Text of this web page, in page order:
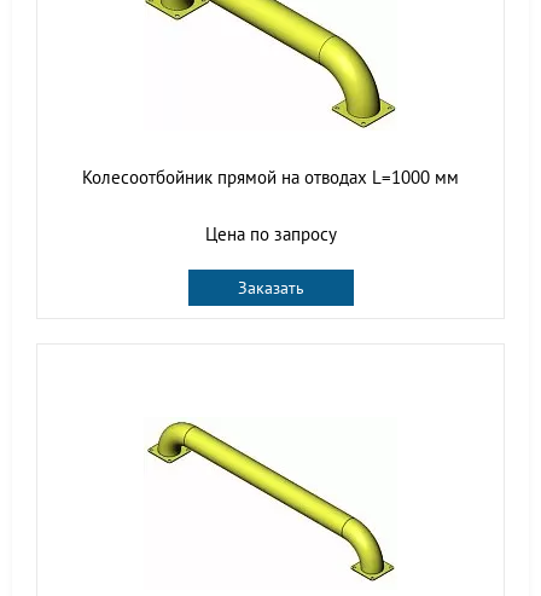
Колесоотбойник прямой на отводах L=1000 мм
Цена по запросу
Заказать